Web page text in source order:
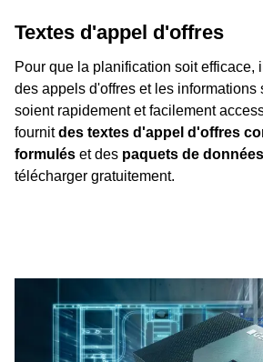
Textes d'appel d'offres
Pour que la planification soit efficace,
des appels d'offres et les informations
soient rapidement et facilement
fournitdes textes d'appel d'offres
formulés et des paquets de données
télécharger gratuitement.